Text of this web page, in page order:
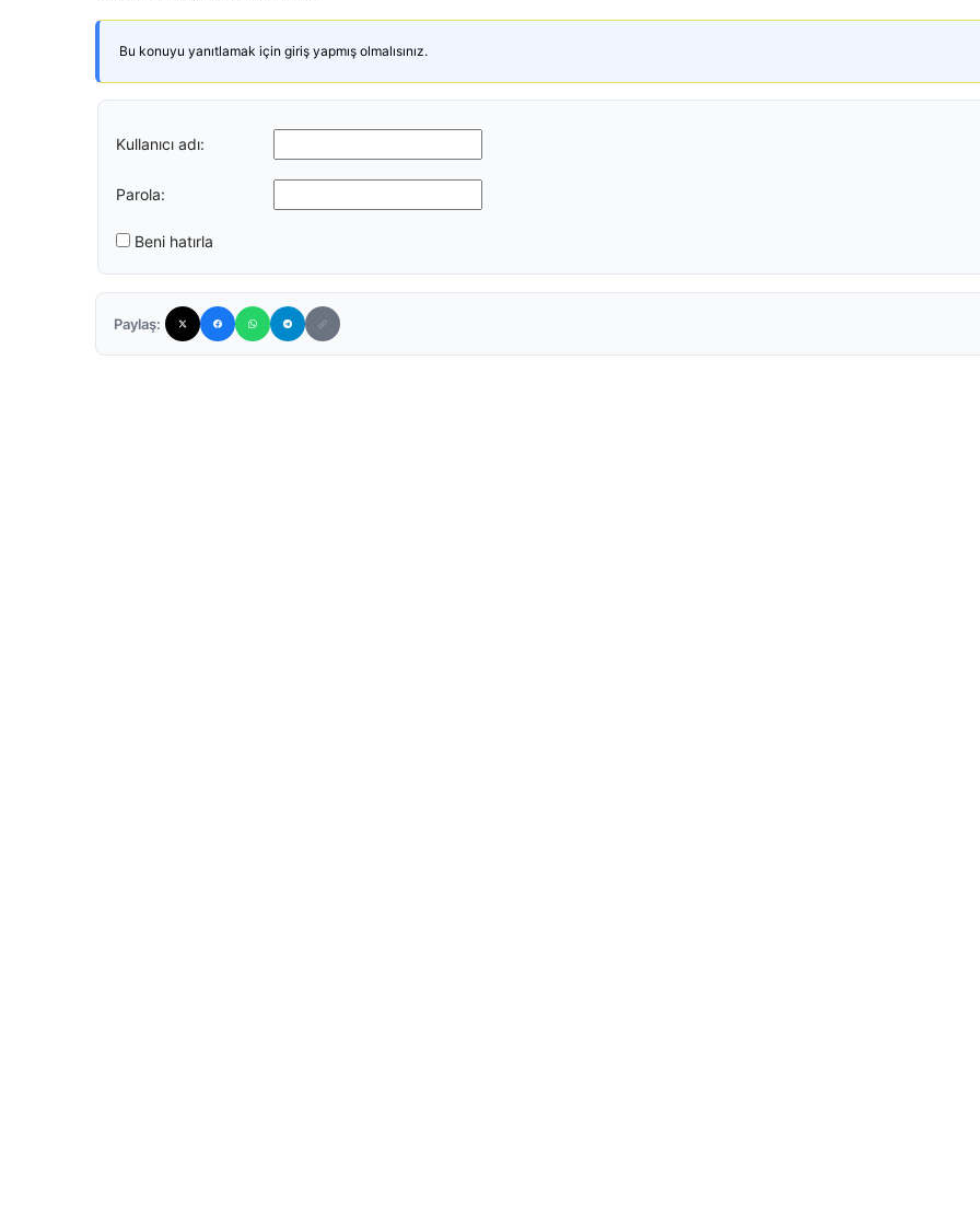
Bu konuyu yanıtlamak için giriş yapmış olmalısınız.
Kullanıcı adı:
Parola:
Beni hatırla
Paylaş: